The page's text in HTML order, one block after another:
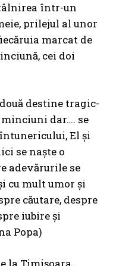
într-un
prilejul al unor
marcat de
cei doi
destine tragic-
dar…. se
El și
se naște o
adevărurile se
cu mult umor și
căutare, despre
iubire și
Popa)